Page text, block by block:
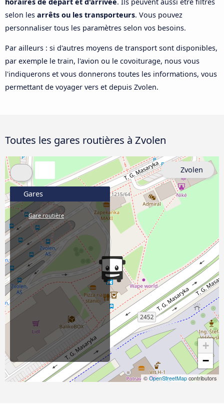
selon les arrêts ou les transporteurs. Vous pouvez
personnaliser tous les paramètres selon vos besoins.
Par ailleurs : si d'autres moyens de transport sont disponibles,
par exemple le train, l'avion ou le covoiturage, nous vous
l'indiquerons et vous donnerons toutes les informations, vous
permettant de voyager vers et depuis Zvolen.
Toutes les gares routières à Zvolen
+
−
©OpenStreetMap contributors
Gares
Gare routière
Zvolen